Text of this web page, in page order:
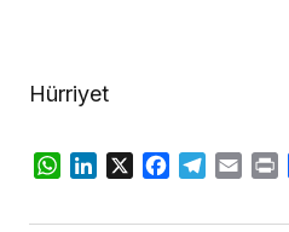
Hürriyet
WhatsApp
LinkedIn
X Facebook
Telegram
Email